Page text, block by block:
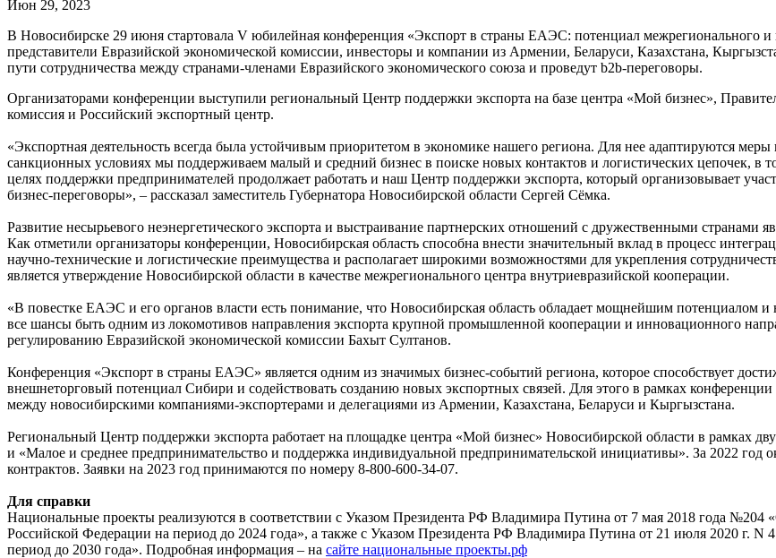
Июн 29, 2023
В Новосибирске 29 июня стартовала V юбилейная конференция «Экспорт в страны ЕАЭС: потенциал межрегионального и
представители Евразийской экономической комиссии, инвесторы и компании из Армении, Беларуси, Казахстана,
пути сотрудничества между странами-членами Евразийского экономического союза и проведут b2b-переговоры.
Организаторами конференции выступили региональный Центр поддержки экспорта на базе центра «Мой бизнес»,
комиссия и Российский экспортный центр.
«Экспортная деятельность всегда была устойчивым приоритетом в экономике нашего региона. Для нее адаптируются
санкционных условиях мы поддерживаем малый и средний бизнес в поиске новых контактов и логистических цепочек,
целях поддержки предпринимателей продолжает работать и наш Центр поддержки экспорта, который организовывает
бизнес-переговоры», – рассказал заместитель Губернатора Новосибирской области Сергей Сёмка.
Развитие несырьевого неэнергетического экспорта и выстраивание партнерских отношений с дружественными странами
Как отметили организаторы конференции, Новосибирская область способна внести значительный вклад в процесс
научно-технические и логистические преимущества и располагает широкими возможностями для укрепления
является утверждение Новосибирской области в качестве межрегионального центра внутриевразийской кооперации.
«В повестке ЕАЭС и его органов власти есть понимание, что Новосибирская область обладает мощнейшим
все шансы быть одним из локомотивов направления экспорта крупной промышленной кооперации и инновационного
регулированию Евразийской экономической комиссии Бахыт Султанов.
Конференция «Экспорт в страны ЕАЭС» является одним из значимых бизнес-событий региона, которое способствует
внешнеторговый потенциал Сибири и содействовать созданию новых экспортных связей. Для этого в рамках
между новосибирскими компаниями-экспортерами и делегациями из Армении, Казахстана, Беларуси и Кыргызстана.
Региональный Центр поддержки экспорта работает на площадке центра «Мой бизнес» Новосибирской области в рамках
и «Малое и среднее предпринимательство и поддержка индивидуальной предпринимательской инициативы». За 2022 год
контрактов. Заявки на 2023 год принимаются по номеру 8-800-600-34-07.
Для справки
Национальные проекты реализуются в соответствии с Указом Президента РФ Владимира Путина от 7 мая 2018 года №204
Российской Федерации на период до 2024 года», а также с Указом Президента РФ Владимира Путина от 21 июля 2020 г. N
период до 2030 года». Подробная информация – на сайте национальные проекты.рф